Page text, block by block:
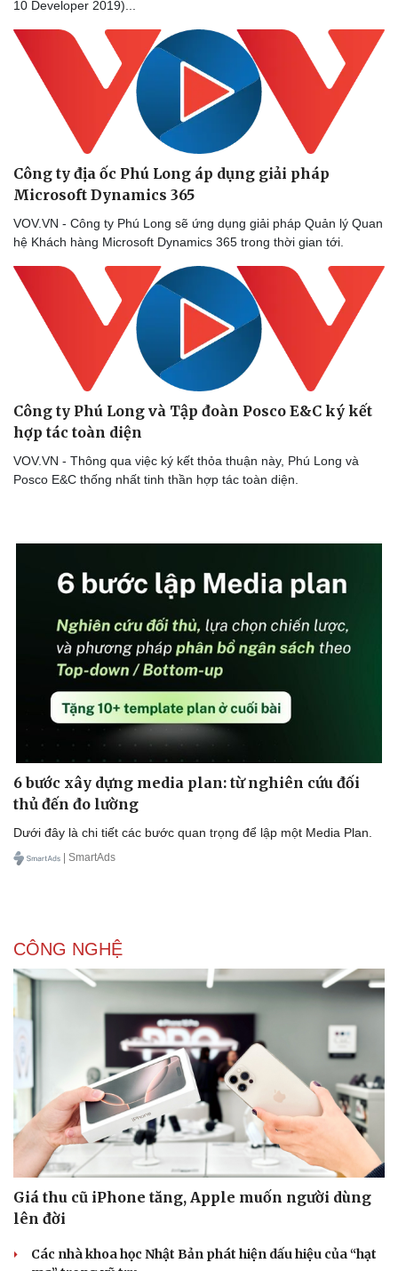
Doanh nghiệp
Thông tin doanh nghiệp
Doanh nghiệp 24h
Doanh nhân
Vì cộng đồng
Công nghệ
Sành điệu
Tin Công nghệ
Trải nghiệm
Chuyển đổi số
10 Developer 2019)...
Công ty địa ốc Phú Long áp dụng giải pháp
Microsoft Dynamics 365
VOV.VN - Công ty Phú Long sẽ ứng dụng giải pháp Quản lý Quan
hệ Khách hàng Microsoft Dynamics 365 trong thời gian tới.
Công ty Phú Long và Tập đoàn Posco E&C ký kết
hợp tác toàn diện
VOV.VN - Thông qua việc ký kết thỏa thuận này, Phú Long và
Posco E&C thống nhất tinh thần hợp tác toàn diện.
6 bước xây dựng media plan: từ nghiên cứu đối
thủ đến đo lường
Dưới đây là chi tiết các bước quan trọng để lập một Media Plan.
| SmartAds
CÔNG NGHỆ
Giá thu cũ iPhone tăng, Apple muốn người dùng
lên đời
Các nhà khoa học Nhật Bản phát hiện dấu hiệu của “hạt